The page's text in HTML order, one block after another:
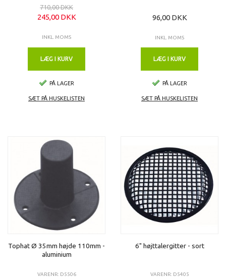
710,00 DKK
245,00 DKK
INKL. MOMS
LÆG I KURV
PÅ LAGER
SÆT PÅ HUSKELISTEN
96,00 DKK
INKL. MOMS
LÆG I KURV
PÅ LAGER
SÆT PÅ HUSKELISTEN
Tophat Ø 35mm højde 110mm -
aluminium
VARENR: D5506
6" højttalergitter - sort
VARENR: D5405